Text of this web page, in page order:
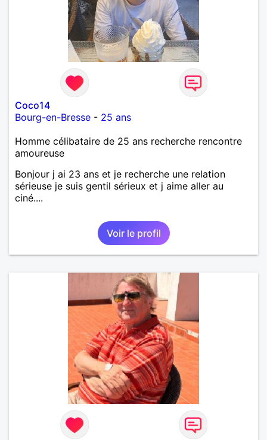
Coco14
Bourg-en-Bresse - 25 ans
Homme célibataire de 25 ans recherche rencontre
amoureuse
Bonjour j ai 23 ans et je recherche une relation
sérieuse je suis gentil sérieux et j aime aller au
ciné....
Voir le profil